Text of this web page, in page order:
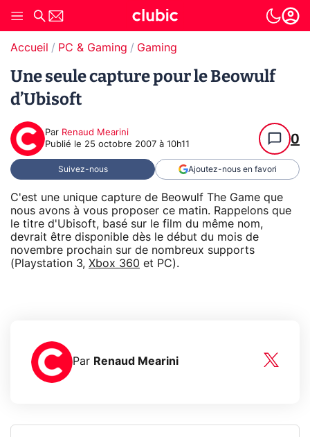
Accueil PC & Gaming Gaming
Une seule capture pour le Beowulf
d’Ubisoft
Par Renaud Mearini
Publié le 25 octobre 2007 à 10h11 0
Suivez-nous Ajoutez-nous en favori
C'est une unique capture de Beowulf The Game que
nous avons à vous proposer ce matin. Rappelons que
le titre d'Ubisoft, basé sur le film du même nom,
devrait être disponible dès le début du mois de
novembre prochain sur de nombreux supports
(Playstation 3, Xbox 360 et PC).
Par Renaud Mearini